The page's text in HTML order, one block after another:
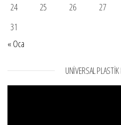
24
25 26 27
31
« Oca
UNIVERSAL